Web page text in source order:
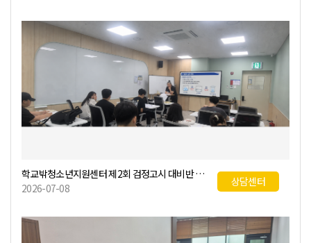
학교밖청소년지원센터 제2회 검정고시 대비반 운영
2026-07-08
상담센터